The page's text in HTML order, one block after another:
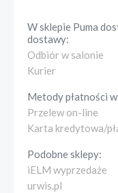
W sklepie Puma
dostawy:
Odbiór w salonie
Kurier
Metody płatności w
Przelew on-line
Karta kredytowa/
Podobne sklepy:
iELM wyprzedaże
urwis.pl